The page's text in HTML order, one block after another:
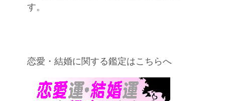
す。
恋愛・結婚に関する鑑定はこちらへ